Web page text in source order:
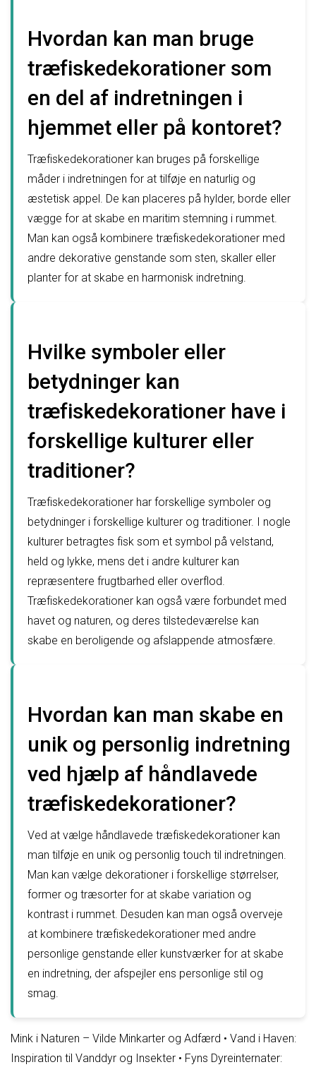
Hvordan kan man bruge
træfiskedekorationer som
en del af indretningen i
hjemmet eller på kontoret?
Træfiskedekorationer kan bruges på forskellige
måder i indretningen for at tilføje en naturlig og
æstetisk appel. De kan placeres på hylder, borde eller
vægge for at skabe en maritim stemning i rummet.
Man kan også kombinere træfiskedekorationer med
andre dekorative genstande som sten, skaller eller
planter for at skabe en harmonisk indretning.
Hvilke symboler eller
betydninger kan
træfiskedekorationer have i
forskellige kulturer eller
traditioner?
Træfiskedekorationer har forskellige symboler og
betydninger i forskellige kulturer og traditioner. I nogle
kulturer betragtes fisk som et symbol på velstand,
held og lykke, mens det i andre kulturer kan
repræsentere frugtbarhed eller overflod.
Træfiskedekorationer kan også være forbundet med
havet og naturen, og deres tilstedeværelse kan
skabe en beroligende og afslappende atmosfære.
Hvordan kan man skabe en
unik og personlig indretning
ved hjælp af håndlavede
træfiskedekorationer?
Ved at vælge håndlavede træfiskedekorationer kan
man tilføje en unik og personlig touch til indretningen.
Man kan vælge dekorationer i forskellige størrelser,
former og træsorter for at skabe variation og
kontrast i rummet. Desuden kan man også overveje
at kombinere træfiskedekorationer med andre
personlige genstande eller kunstværker for at skabe
en indretning, der afspejler ens personlige stil og
smag.
Mink i Naturen – Vilde Minkarter og Adfærd • Vand i Haven:
Inspiration til Vanddyr og Insekter • Fyns Dyreinternater: